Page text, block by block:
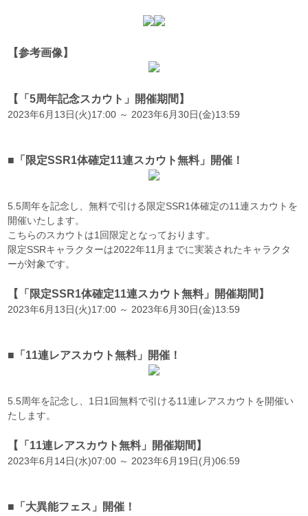
【参考画像】
【「5周年記念スカウト」開催期間】
2023年6月13日(火)17:00 ～ 2023年6月30日(金)13:59
■「限定SSR1体確定11連スカウト無料」開催！
5.5周年を記念し、無料で引ける限定SSR1体確定の11連スカウトを
開催いたします。
こちらのスカウトは1回限定となっております。
限定SSRキャラクターは2022年11月までに実装されたキャラクタ
ーが対象です。
【「限定SSR1体確定11連スカウト無料」開催期間】
2023年6月13日(火)17:00 ～ 2023年6月30日(金)13:59
■「11連レアスカウト無料」開催！
5.5周年を記念し、1日1回無料で引ける11連レアスカウトを開催い
たします。
【「11連レアスカウト無料」開催期間】
2023年6月14日(水)07:00 ～ 2023年6月19日(月)06:59
■「大異能フェス」開催！